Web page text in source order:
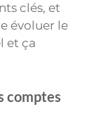
clés, et
évoluer le
et ça
comptes